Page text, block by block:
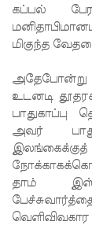
ர் மிஸ்ரி!
அனோஜ
னுக்கான
மேல்மு
றையீடு
வெற்றிய
டைவதற்
கப்பல்
மிகுந்த
அதேபோன்று
உடனடி
பாதுகாப்பு
அவர்
இலங்கைக்குத்
தாம்